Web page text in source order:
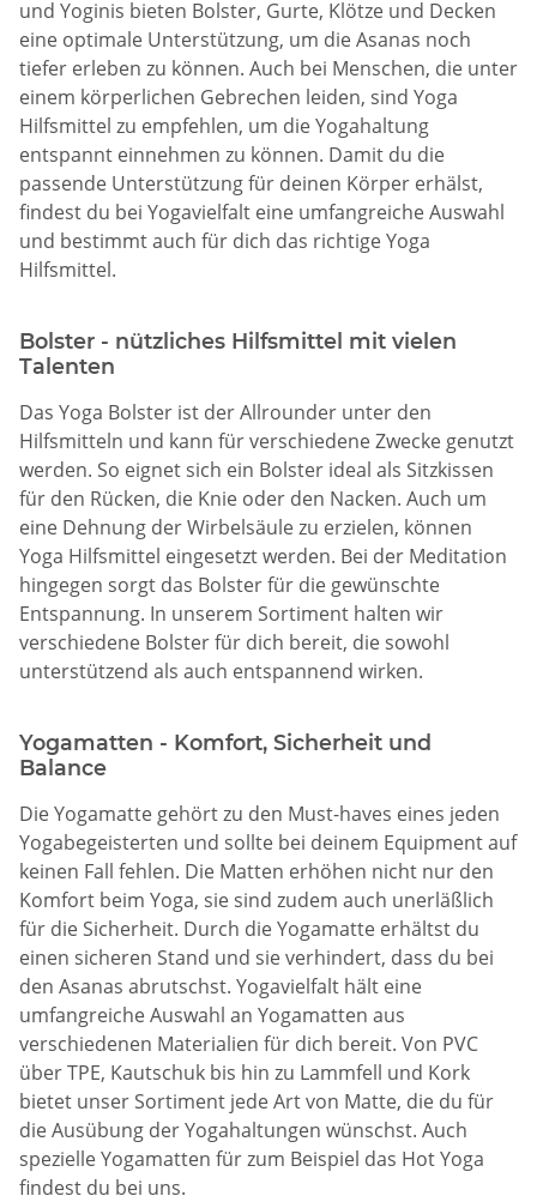
und Yoginis bieten Bolster, Gurte, Klötze und Decken
eine optimale Unterstützung, um die Asanas noch
tiefer erleben zu können. Auch bei Menschen, die unter
einem körperlichen Gebrechen leiden, sind Yoga
Hilfsmittel zu empfehlen, um die Yogahaltung
entspannt einnehmen zu können. Damit du die
passende Unterstützung für deinen Körper erhälst,
findest du bei Yogavielfalt eine umfangreiche Auswahl
und bestimmt auch für dich das richtige Yoga
Hilfsmittel.
Bolster - nützliches Hilfsmittel mit vielen
Talenten
Das Yoga Bolster ist der Allrounder unter den
Hilfsmitteln und kann für verschiedene Zwecke genutzt
werden. So eignet sich ein Bolster ideal als Sitzkissen
für den Rücken, die Knie oder den Nacken. Auch um
eine Dehnung der Wirbelsäule zu erzielen, können
Yoga Hilfsmittel eingesetzt werden. Bei der Meditation
hingegen sorgt das Bolster für die gewünschte
Entspannung. In unserem Sortiment halten wir
verschiedene Bolster für dich bereit, die sowohl
unterstützend als auch entspannend wirken.
Yogamatten - Komfort, Sicherheit und
Balance
Die Yogamatte gehört zu den Must-haves eines jeden
Yogabegeisterten und sollte bei deinem Equipment auf
keinen Fall fehlen. Die Matten erhöhen nicht nur den
Komfort beim Yoga, sie sind zudem auch unerläßlich
für die Sicherheit. Durch die Yogamatte erhältst du
einen sicheren Stand und sie verhindert, dass du bei
den Asanas abrutschst. Yogavielfalt hält eine
umfangreiche Auswahl an Yogamatten aus
verschiedenen Materialien für dich bereit. Von PVC
über TPE, Kautschuk bis hin zu Lammfell und Kork
bietet unser Sortiment jede Art von Matte, die du für
die Ausübung der Yogahaltungen wünschst. Auch
spezielle Yogamatten für zum Beispiel das Hot Yoga
findest du bei uns.